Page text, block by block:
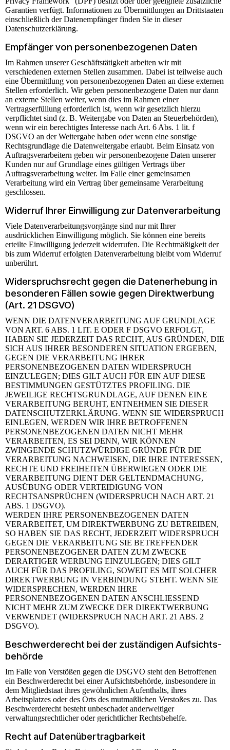
Garantien verfügt. Informationen zu Übermittlungen an Drittstaaten
einschließlich der Datenempfänger finden Sie in dieser
Datenschutzerklärung.
Empfänger von personenbezogenen Daten
Im Rahmen unserer Geschäftstätigkeit arbeiten wir mit
verschiedenen externen Stellen zusammen. Dabei ist teilweise auch
eine Übermittlung von personenbezogenen Daten an diese externen
Stellen erforderlich. Wir geben personenbezogene Daten nur dann
an externe Stellen weiter, wenn dies im Rahmen einer
Vertragserfüllung erforderlich ist, wenn wir gesetzlich hierzu
verpflichtet sind (z. B. Weitergabe von Daten an Steuerbehörden),
wenn wir ein berechtigtes Interesse nach Art. 6 Abs. 1 lit. f
DSGVO an der Weitergabe haben oder wenn eine sonstige
Rechtsgrundlage die Datenweitergabe erlaubt. Beim Einsatz von
Auftragsverarbeitern geben wir personenbezogene Daten unserer
Kunden nur auf Grundlage eines gültigen Vertrags über
Auftragsverarbeitung weiter. Im Falle einer gemeinsamen
Verarbeitung wird ein Vertrag über gemeinsame Verarbeitung
geschlossen.
Widerruf Ihrer Einwilligung zur Datenverarbeitung
Viele Datenverarbeitungsvorgänge sind nur mit Ihrer
ausdrücklichen Einwilligung möglich. Sie können eine bereits
erteilte Einwilligung jederzeit widerrufen. Die Rechtmäßigkeit der
bis zum Widerruf erfolgten Datenverarbeitung bleibt vom Widerruf
unberührt.
Widerspruchsrecht gegen die Datenerhebung in
besonderen Fällen sowie gegen Direktwerbung
(Art. 21 DSGVO)
WENN DIE DATENVERARBEITUNG AUF GRUNDLAGE
VON ART. 6 ABS. 1 LIT. E ODER F DSGVO ERFOLGT,
HABEN SIE JEDERZEIT DAS RECHT, AUS GRÜNDEN, DIE
SICH AUS IHRER BESONDEREN SITUATION ERGEBEN,
GEGEN DIE VERARBEITUNG IHRER
PERSONENBEZOGENEN DATEN WIDERSPRUCH
EINZULEGEN; DIES GILT AUCH FÜR EIN AUF DIESE
BESTIMMUNGEN GESTÜTZTES PROFILING. DIE
JEWEILIGE RECHTSGRUNDLAGE, AUF DENEN EINE
VERARBEITUNG BERUHT, ENTNEHMEN SIE DIESER
DATENSCHUTZERKLÄRUNG. WENN SIE WIDERSPRUCH
EINLEGEN, WERDEN WIR IHRE BETROFFENEN
PERSONENBEZOGENEN DATEN NICHT MEHR
VERARBEITEN, ES SEI DENN, WIR KÖNNEN
ZWINGENDE SCHUTZWÜRDIGE GRÜNDE FÜR DIE
VERARBEITUNG NACHWEISEN, DIE IHRE INTERESSEN,
RECHTE UND FREIHEITEN ÜBERWIEGEN ODER DIE
VERARBEITUNG DIENT DER GELTENDMACHUNG,
AUSÜBUNG ODER VERTEIDIGUNG VON
RECHTSANSPRÜCHEN (WIDERSPRUCH NACH ART. 21
ABS. 1 DSGVO).
WERDEN IHRE PERSONENBEZOGENEN DATEN
VERARBEITET, UM DIREKTWERBUNG ZU BETREIBEN,
SO HABEN SIE DAS RECHT, JEDERZEIT WIDERSPRUCH
GEGEN DIE VERARBEITUNG SIE BETREFFENDER
PERSONENBEZOGENER DATEN ZUM ZWECKE
DERARTIGER WERBUNG EINZULEGEN; DIES GILT
AUCH FÜR DAS PROFILING, SOWEIT ES MIT SOLCHER
DIREKTWERBUNG IN VERBINDUNG STEHT. WENN SIE
WIDERSPRECHEN, WERDEN IHRE
PERSONENBEZOGENEN DATEN ANSCHLIESSEND
NICHT MEHR ZUM ZWECKE DER DIREKTWERBUNG
VERWENDET (WIDERSPRUCH NACH ART. 21 ABS. 2
DSGVO).
Beschwerde­recht bei der zuständigen Aufsichts­
behörde
Im Falle von Verstößen gegen die DSGVO steht den Betroffenen
ein Beschwerderecht bei einer Aufsichtsbehörde, insbesondere in
dem Mitgliedstaat ihres gewöhnlichen Aufenthalts, ihres
Arbeitsplatzes oder des Orts des mutmaßlichen Verstoßes zu. Das
Beschwerderecht besteht unbeschadet anderweitiger
verwaltungsrechtlicher oder gerichtlicher Rechtsbehelfe.
Recht auf Daten­übertrag­barkeit